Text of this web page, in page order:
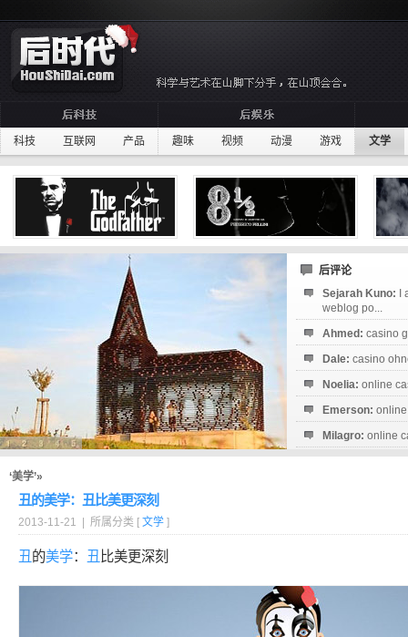
科技 互联网 产品 趣味 视频 动漫 游戏 文学
后评论
Sejarah Kuno:
weblog po...
Ahmed: casino
Dale: casino
Noelia: online
Emerson:
Milagro: online
‘美学’»
丑的美学：丑比美更深刻
2013-11-21 | 所属分类 [ 文学 ]
丑的美学： 丑 比美更深刻